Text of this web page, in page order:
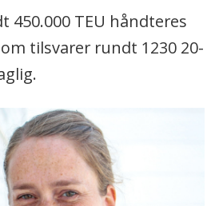
450.000 TEU håndteres
tilsvarer rundt 1230 20-